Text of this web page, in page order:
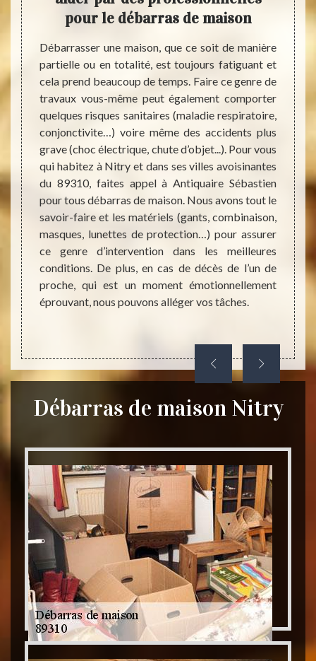
de
au
le
vous
pour le débarras de maison
Débarrasser une maison, que ce soit de manière
partielle ou en totalité, est toujours fatiguant et
cela prend beaucoup de temps. Faire ce genre de
travaux vous-même peut également comporter
quelques risques sanitaires (maladie respiratoire,
conjonctivite…) voire même des accidents plus
grave (choc électrique, chute d’objet...). Pour vous
qui habitez à Nitry et dans ses villes avoisinantes
du 89310, faites appel à Antiquaire Sébastien
pour tous débarras de maison. Nous avons tout le
savoir-faire et les matériels (gants, combinaison,
masques, lunettes de protection…) pour assurer
ce genre d’intervention dans les meilleures
conditions. De plus, en cas de décès de l’un de
proche, qui est un moment émotionnellement
éprouvant, nous pouvons alléger vos tâches.
peut
une
de
Débarras de maison Nitry